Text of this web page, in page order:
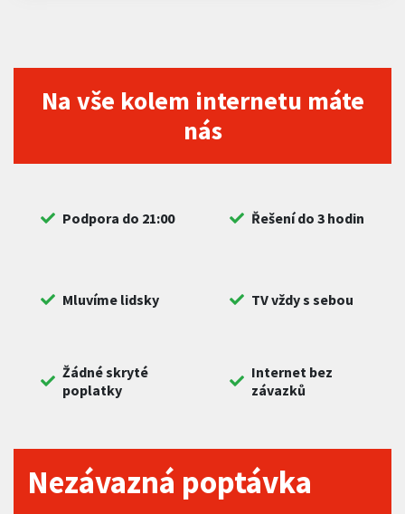
Na vše kolem internetu máte
nás
Podpora do 21:00 Řešení do 3 hodin
Mluvíme lidsky TV vždy s sebou
Žádné skryté
poplatky
Internet bez
závazků
Nezávazná poptávka